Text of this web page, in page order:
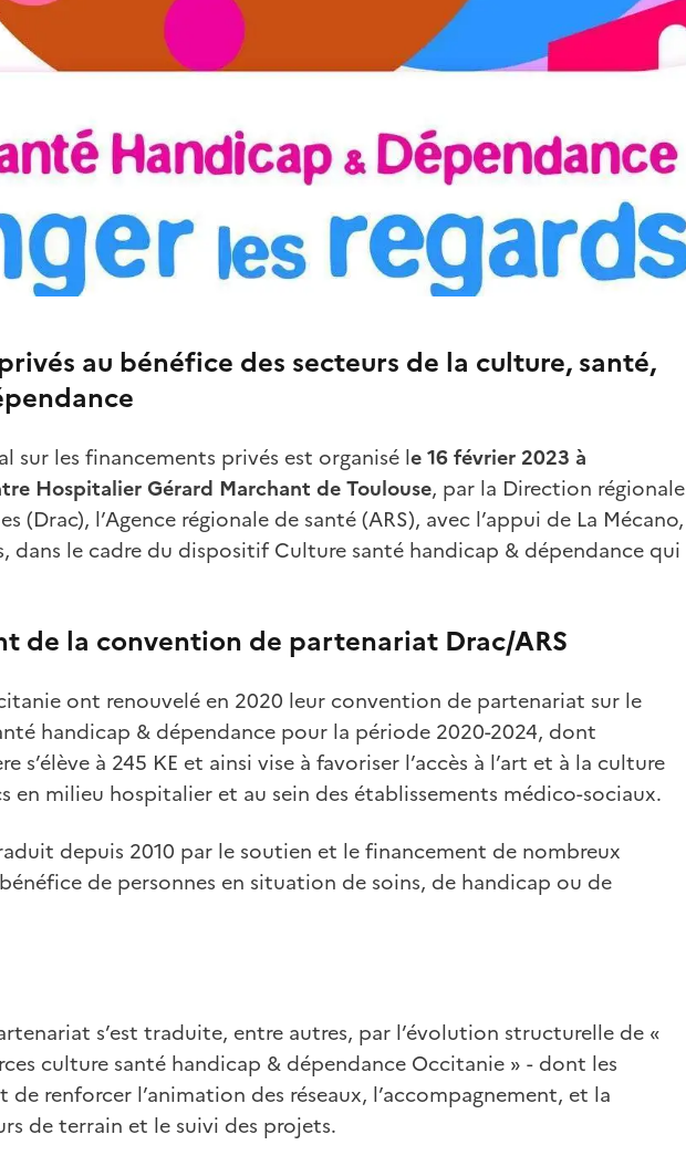
au bénéfice des secteurs de la culture, santé,
sur les financements privés est organisé le 16 février 2023 à
Hospitalier Gérard Marchant de Toulouse, par la Direction régionale
(Drac), l’Agence régionale de santé (ARS), avec l’appui de La Mécano,
dans le cadre du dispositif Culture santé handicap & dépendance qui
de la convention de partenariat Drac/ARS
ont renouvelé en 2020 leur convention de partenariat sur le
handicap & dépendance pour la période 2020-2024, dont
s’élève à 245 KE et ainsi vise à favoriser l’accès à l’art et à la culture
en milieu hospitalier et au sein des établissements médico-sociaux.
depuis 2010 par le soutien et le financement de nombreux
de personnes en situation de soins, de handicap ou de
s’est traduite, entre autres, par l’évolution structurelle de «
culture santé handicap & dépendance Occitanie » - dont les
renforcer l’animation des réseaux, l’accompagnement, et la
de terrain et le suivi des projets.